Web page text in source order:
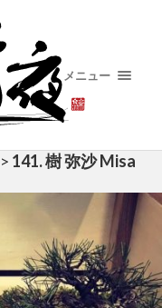
メニュー
> 141. 樹 弥沙 Misa